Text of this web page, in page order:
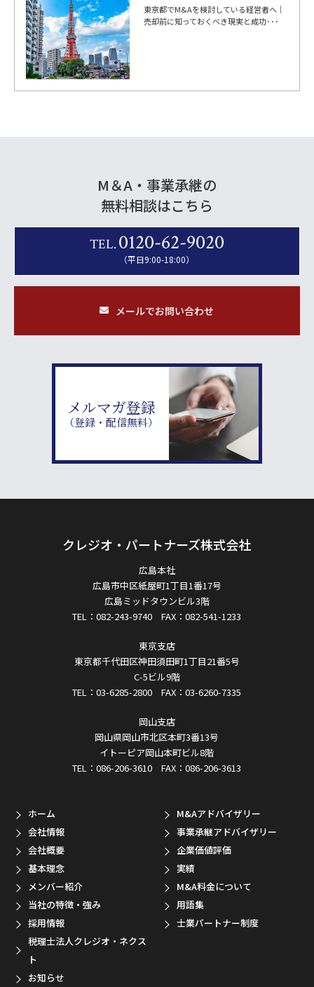
東京都でM&Aを検討している経営者へ｜
売却前に知っておくべき現実と成功･･･
M＆A・事業承継の
無料相談はこちら
TEL.0120-62-9020
（平日9:00-18:00）
メールでお問い合わせ
メルマガ登録
（登録・配信無料）
クレジオ・パートナーズ株式会社
広島本社
広島市中区紙屋町1丁目1番17号
広島ミッドタウンビル3階
TEL：082-243-9740 FAX：082-541-1233
東京支店
東京都千代田区神田須田町1丁目21番5号
C-5ビル9階
TEL：03-6285-2800 FAX：03-6260-7335
岡山支店
岡山県岡山市北区本町3番13号
イトーピア岡山本町ビル8階
TEL：086-206-3610 FAX：086-206-3613
ホーム
会社情報
会社概要
基本理念
メンバー紹介
当社の特徴・強み
採用情報
税理士法人クレジオ・ネクス
ト
M&Aアドバイザリー
事業承継アドバイザリー
企業価値評価
実績
M&A料金について
用語集
士業パートナー制度
お知らせ